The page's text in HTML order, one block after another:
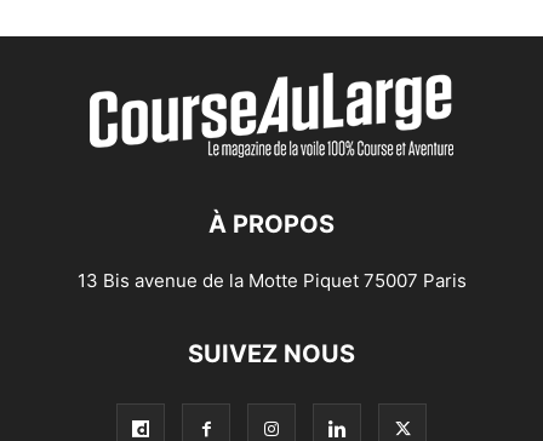
À PROPOS
13 Bis avenue de la Motte Piquet 75007 Paris
SUIVEZ NOUS